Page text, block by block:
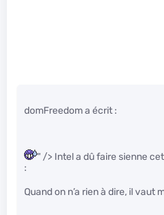
domFreedom a écrit :
" /> Intel a dû faire sienne
:
Quand on n’a rien à dire, il vaut